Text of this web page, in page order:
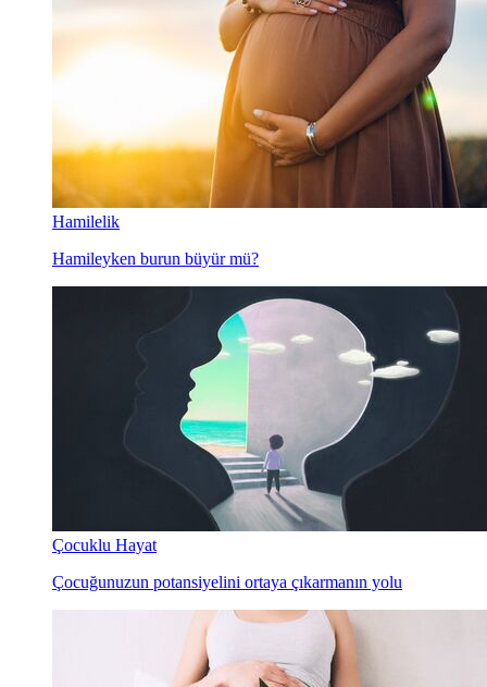
Hamilelik
Hamileyken burun büyür mü?
Çocuklu Hayat
Çocuğunuzun potansiyelini ortaya çıkarmanın yolu